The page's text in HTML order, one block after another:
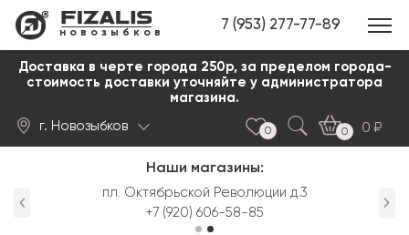
новозыбков 7 (953) 277-77-89
Доставка в черте города 250р, за пределом города-
стоимость доставки уточняйте у администратора
магазина.
г. Новозыбков 0 0
0
Наши магазины:
пл. Октябрьской Революции д.3
+7 (920) 606-58-85